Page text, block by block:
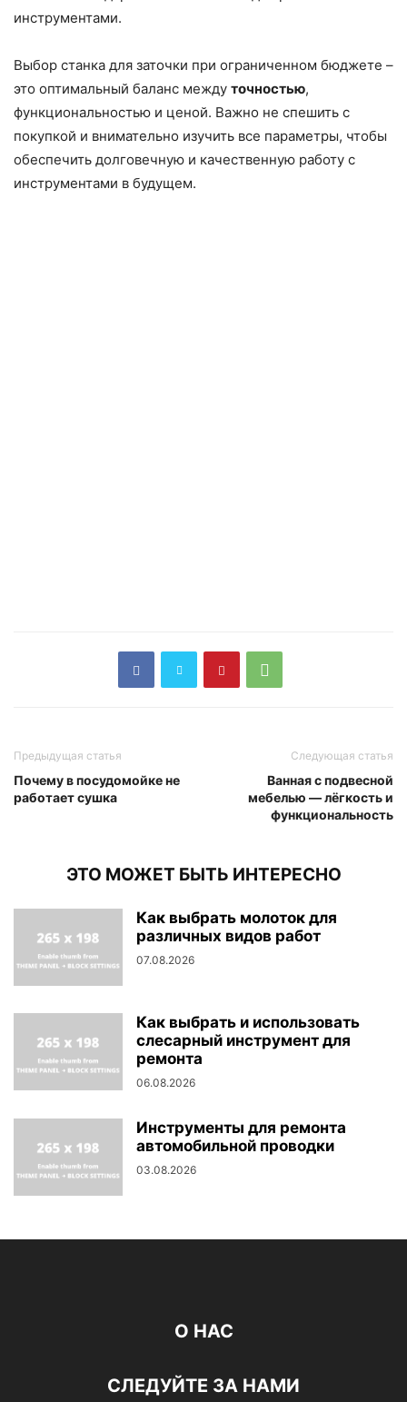
инструментами.
Выбор станка для заточки при ограниченном бюджете –
это оптимальный баланс между точностью,
функциональностью и ценой. Важно не спешить с
покупкой и внимательно изучить все параметры, чтобы
обеспечить долговечную и качественную работу с
инструментами в будущем.
Предыдущая статья
Почему в посудомойке не
работает сушка
Следующая статья
Ванная с подвесной
мебелью — лёгкость и
функциональность
ЭТО МОЖЕТ БЫТЬ ИНТЕРЕСНО
Как выбрать молоток для
различных видов работ
07.08.2026
Как выбрать и использовать
слесарный инструмент для
ремонта
06.08.2026
Инструменты для ремонта
автомобильной проводки
03.08.2026
О НАС
СЛЕДУЙТЕ ЗА НАМИ